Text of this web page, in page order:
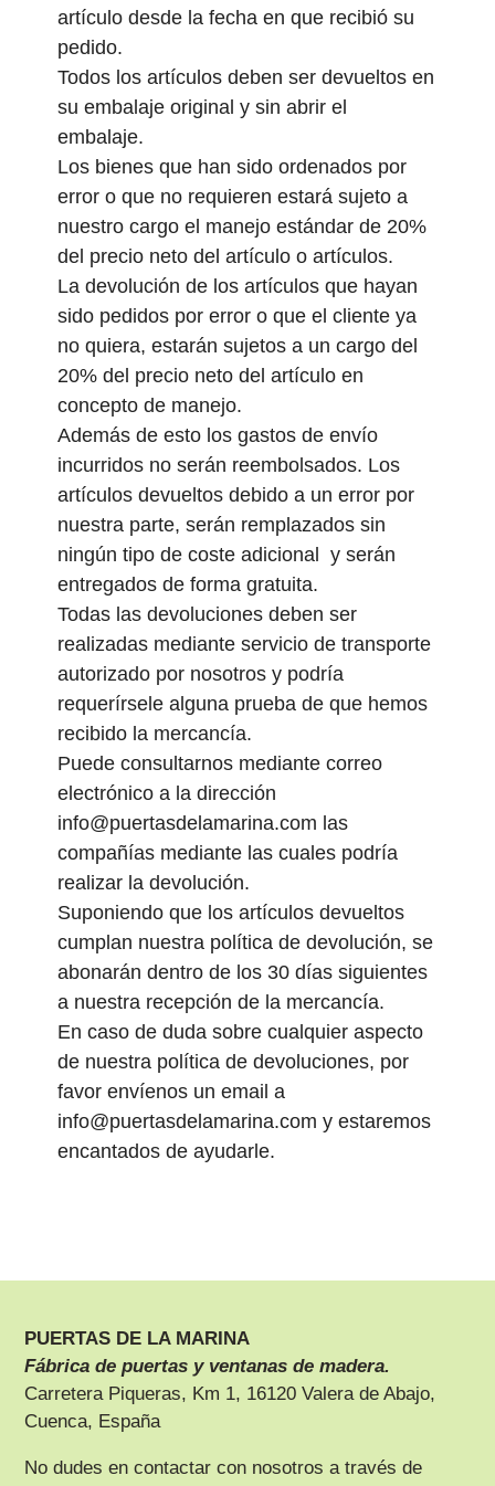
artículo desde la fecha en que recibió su
pedido.
Todos los artículos deben ser devueltos en
su embalaje original y sin abrir el
embalaje.
Los bienes que han sido ordenados por
error o que no requieren estará sujeto a
nuestro cargo el manejo estándar de 20%
del precio neto del artículo o artículos.
La devolución de los artículos que hayan
sido pedidos por error o que el cliente ya
no quiera, estarán sujetos a un cargo del
20% del precio neto del artículo en
concepto de manejo.
Además de esto los gastos de envío
incurridos no serán reembolsados. Los
artículos devueltos debido a un error por
nuestra parte, serán remplazados sin
ningún tipo de coste adicional y serán
entregados de forma gratuita.
Todas las devoluciones deben ser
realizadas mediante servicio de transporte
autorizado por nosotros y podría
requerírsele alguna prueba de que hemos
recibido la mercancía.
Puede consultarnos mediante correo
electrónico a la dirección
info@puertasdelamarina.com las
compañías mediante las cuales podría
realizar la devolución.
Suponiendo que los artículos devueltos
cumplan nuestra política de devolución, se
abonarán dentro de los 30 días siguientes
a nuestra recepción de la mercancía.
En caso de duda sobre cualquier aspecto
de nuestra política de devoluciones, por
favor envíenos un email a
info@puertasdelamarina.com y estaremos
encantados de ayudarle.
PUERTAS DE LA MARINA
Fábrica de puertas y ventanas de madera.
Carretera Piqueras, Km 1, 16120 Valera de Abajo,
Cuenca, España
No dudes en contactar con nosotros a través de